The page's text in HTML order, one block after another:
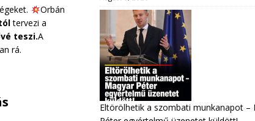
Orbán
tervezi a
teszi.A
rá.
Eltörölhetik a szombati munkanapot –